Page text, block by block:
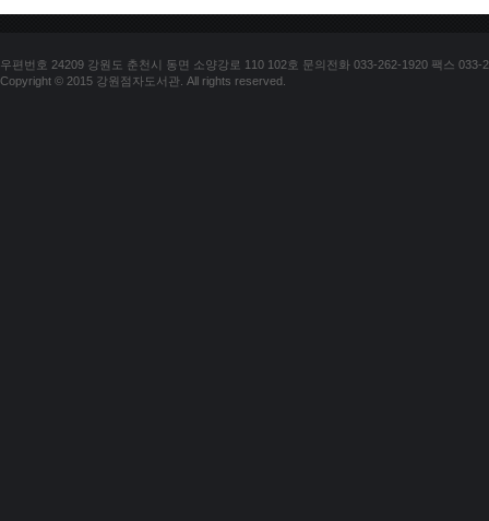
우편번호 24209 강원도 춘천시 동면 소양강로 110 102호 문의전화 033-262-1920 팩스 033-
Copyright © 2015 강원점자도서관. All rights reserved.